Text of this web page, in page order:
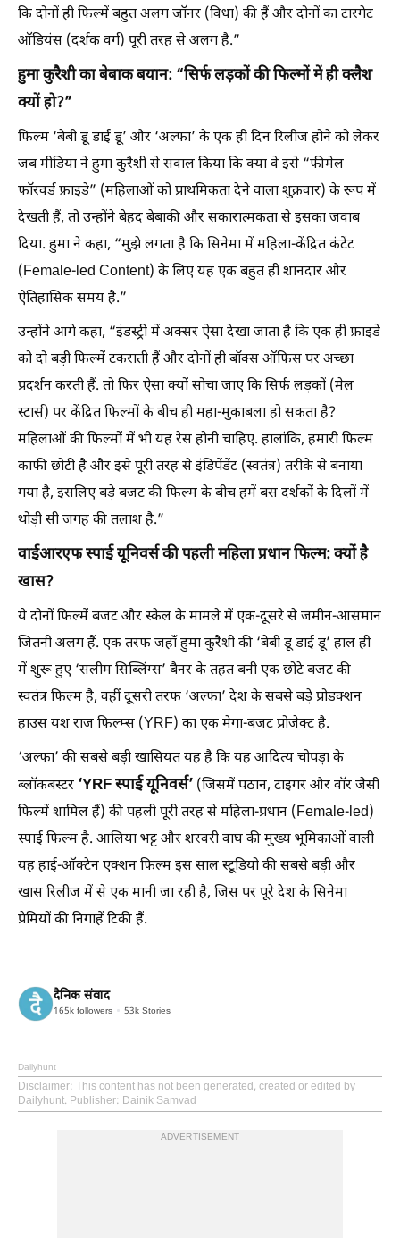
कि दोनों ही फिल्में बहुत अलग जॉनर (विधा) की हैं और दोनों का टारगेट
ऑडियंस (दर्शक वर्ग) पूरी तरह से अलग है.”
हुमा कुरैशी का बेबाक बयान: “सिर्फ लड़कों की फिल्मों में ही क्लैश
क्यों हो?”
फिल्म ‘बेबी डू डाई डू’ और ‘अल्फा’ के एक ही दिन रिलीज होने को लेकर
जब मीडिया ने हुमा कुरैशी से सवाल किया कि क्या वे इसे “फीमेल
फॉरवर्ड फ्राइडे” (महिलाओं को प्राथमिकता देने वाला शुक्रवार) के रूप में
देखती हैं, तो उन्होंने बेहद बेबाकी और सकारात्मकता से इसका जवाब
दिया. हुमा ने कहा, “मुझे लगता है कि सिनेमा में महिला-केंद्रित कंटेंट
(Female-led Content) के लिए यह एक बहुत ही शानदार और
ऐतिहासिक समय है.”
उन्होंने आगे कहा, “इंडस्ट्री में अक्सर ऐसा देखा जाता है कि एक ही फ्राइडे
को दो बड़ी फिल्में टकराती हैं और दोनों ही बॉक्स ऑफिस पर अच्छा
प्रदर्शन करती हैं. तो फिर ऐसा क्यों सोचा जाए कि सिर्फ लड़कों (मेल
स्टार्स) पर केंद्रित फिल्मों के बीच ही महा-मुकाबला हो सकता है?
महिलाओं की फिल्मों में भी यह रेस होनी चाहिए. हालांकि, हमारी फिल्म
काफी छोटी है और इसे पूरी तरह से इंडिपेंडेंट (स्वतंत्र) तरीके से बनाया
गया है, इसलिए बड़े बजट की फिल्म के बीच हमें बस दर्शकों के दिलों में
थोड़ी सी जगह की तलाश है.”
वाईआरएफ स्पाई यूनिवर्स की पहली महिला प्रधान फिल्म: क्यों है
खास?
ये दोनों फिल्में बजट और स्केल के मामले में एक-दूसरे से जमीन-आसमान
जितनी अलग हैं. एक तरफ जहाँ हुमा कुरैशी की ‘बेबी डू डाई डू’ हाल ही
में शुरू हुए ‘सलीम सिब्लिंग्स’ बैनर के तहत बनी एक छोटे बजट की
स्वतंत्र फिल्म है, वहीं दूसरी तरफ ‘अल्फा’ देश के सबसे बड़े प्रोडक्शन
हाउस यश राज फिल्म्स (YRF) का एक मेगा-बजट प्रोजेक्ट है.
‘अल्फा’ की सबसे बड़ी खासियत यह है कि यह आदित्य चोपड़ा के
ब्लॉकबस्टर ‘YRF स्पाई यूनिवर्स’ (जिसमें पठान, टाइगर और वॉर जैसी
फिल्में शामिल हैं) की पहली पूरी तरह से महिला-प्रधान (Female-led)
स्पाई फिल्म है. आलिया भट्ट और शरवरी वाघ की मुख्य भूमिकाओं वाली
यह हाई-ऑक्टेन एक्शन फिल्म इस साल स्टूडियो की सबसे बड़ी और
खास रिलीज में से एक मानी जा रही है, जिस पर पूरे देश के सिनेमा
प्रेमियों की निगाहें टिकी हैं.
दैनिक संवाद
165k followers 53k Stories
Dailyhunt
Disclaimer: This content has not been generated, created or edited by
Dailyhunt. Publisher: Dainik Samvad
ADVERTISEMENT